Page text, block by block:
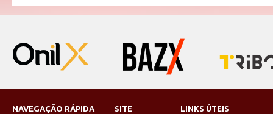
NAVEGAÇÃO RÁPIDA SITE LINKS ÚTEIS